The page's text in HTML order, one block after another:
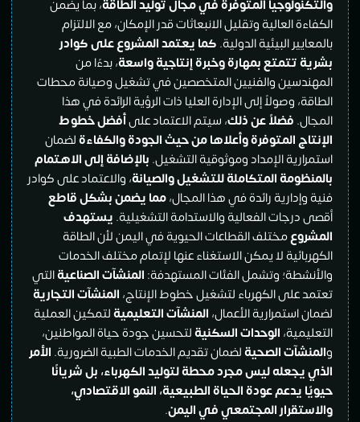
والتكنولوجيا المتوفرة في مجال توليد الطاقة، بما يضمن
الكفاءة العالية وتقليل الانبعاثات قدر الإمكان، مع الالتزام
بالمعايير البيئية الدولية. كما يعتمد المشروع على كوادر
بشرية تتمتع بمهارة وخبرة إنتاجية واسعة، بدءًا من
المهندسين والفنيين المتخصصين في تشغيل وصيانة محطات
الطاقة، وصولاً إلى الإدارة العليا ذات الرؤية الرائدة في هذا
المجال. فضلاً عن ذلك، سيتم الاعتماد علىأفضل خطوط
الإنتاج المتوفرة وأعلاها من حيث الجودة والكفاءةلضمان
استمرارية الإمداد وموثوقية التشغيل. بالإضافة إلى الاهتمام
بالمنظومة المتكاملة للتشغيل والصيانة، والاعتماد على كوادر
فنية وإدارية رائدة في هذا المجال،مما يضمن بشكل قاطع
أقصى درجات الفعالية والاستدامة التشغيلية. يستهدف
المشروعمختلف القطاعات الحيوية في اليمن لأن الطاقة
الكهربائية لا يمكن الاستغناء عنها لإتمام مختلف الخدمات
والأنشطة؛ وتشمل الفئات المستهدفة: المنشآت الصناعيةالتي
تعتمد على الكهرباء لتشغيل خطوط الإنتاج، المنشآت التجارية
لضمان استمرارية الأعمال، المنشآت التعليميةلتمكين العملية
التعليمية، الوحدات السكنيةلتحسين جودة حياة المواطنين،
والمنشآت الصحيةلضمان تقديم الخدمات الطبية الضرورية. الأمر
الذي يجعله ليس مجرد محطة لتوليد الكهرباء، بل شريانًا
حيويًا يدعم عودة الحياة الطبيعية، النمو الاقتصادي،
والاستقرار المجتمعي في اليمن.